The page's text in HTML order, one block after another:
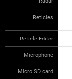
Reticles
Reticle Editor
Microphone
Micro SD card